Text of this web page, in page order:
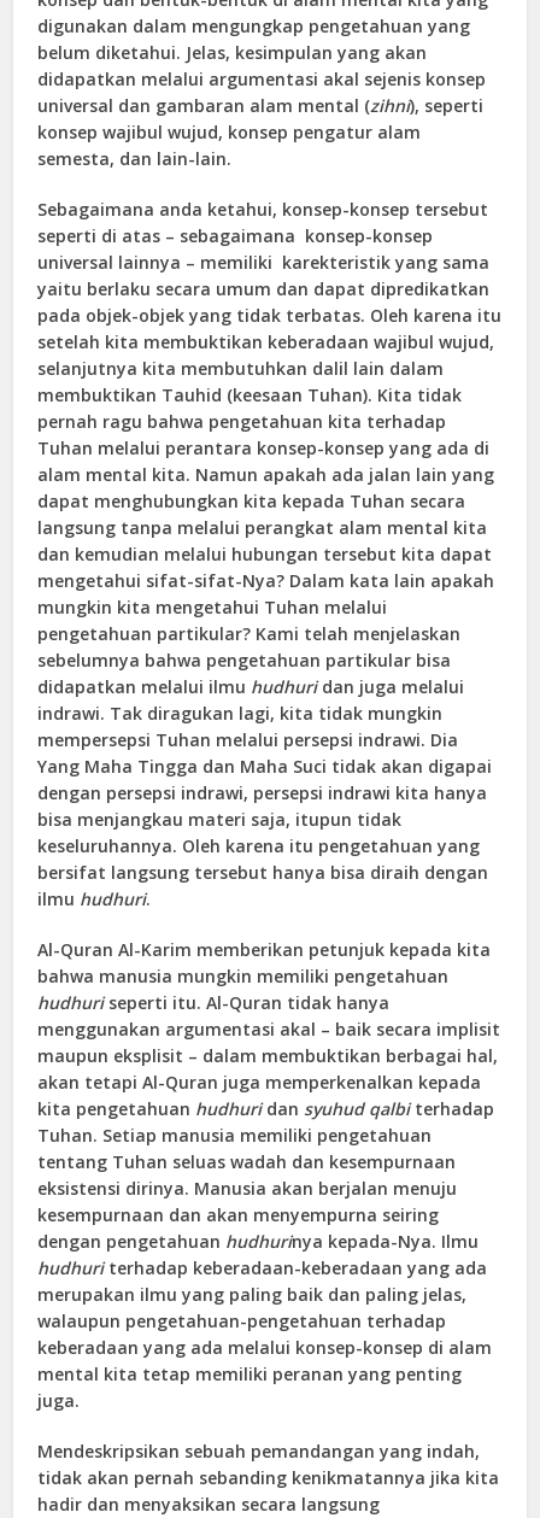
digunakan dalam mengungkap pengetahuan yang
belum diketahui. Jelas, kesimpulan yang akan
didapatkan melalui argumentasi akal sejenis konsep
universal dan gambaran alam mental (zihni), seperti
konsep wajibul wujud, konsep pengatur alam
semesta, dan lain-lain.
Sebagaimana anda ketahui, konsep-konsep tersebut
seperti di atas – sebagaimana konsep-konsep
universal lainnya – memiliki karekteristik yang sama
yaitu berlaku secara umum dan dapat dipredikatkan
pada objek-objek yang tidak terbatas. Oleh karena itu
setelah kita membuktikan keberadaan wajibul wujud,
selanjutnya kita membutuhkan dalil lain dalam
membuktikan Tauhid (keesaan Tuhan). Kita tidak
pernah ragu bahwa pengetahuan kita terhadap
Tuhan melalui perantara konsep-konsep yang ada di
alam mental kita. Namun apakah ada jalan lain yang
dapat menghubungkan kita kepada Tuhan secara
langsung tanpa melalui perangkat alam mental kita
dan kemudian melalui hubungan tersebut kita dapat
mengetahui sifat-sifat-Nya? Dalam kata lain apakah
mungkin kita mengetahui Tuhan melalui
pengetahuan partikular? Kami telah menjelaskan
sebelumnya bahwa pengetahuan partikular bisa
didapatkan melalui ilmu hudhuridan juga melalui
indrawi. Tak diragukan lagi, kita tidak mungkin
mempersepsi Tuhan melalui persepsi indrawi. Dia
Yang Maha Tingga dan Maha Suci tidak akan digapai
dengan persepsi indrawi, persepsi indrawi kita hanya
bisa menjangkau materi saja, itupun tidak
keseluruhannya. Oleh karena itu pengetahuan yang
bersifat langsung tersebut hanya bisa diraih dengan
ilmu hudhuri.
Al-Quran Al-Karim memberikan petunjuk kepada kita
bahwa manusia mungkin memiliki pengetahuan
hudhuriseperti itu. Al-Quran tidak hanya
menggunakan argumentasi akal – baik secara implisit
maupun eksplisit – dalam membuktikan berbagai hal,
akan tetapi Al-Quran juga memperkenalkan kepada
kita pengetahuan hudhuridan syuhud qalbiterhadap
Tuhan. Setiap manusia memiliki pengetahuan
tentang Tuhan seluas wadah dan kesempurnaan
eksistensi dirinya. Manusia akan berjalan menuju
kesempurnaan dan akan menyempurna seiring
dengan pengetahuan hudhurinya kepada-Nya. Ilmu
hudhuriterhadap keberadaan-keberadaan yang ada
merupakan ilmu yang paling baik dan paling jelas,
walaupun pengetahuan-pengetahuan terhadap
keberadaan yang ada melalui konsep-konsep di alam
mental kita tetap memiliki peranan yang penting
juga.
Mendeskripsikan sebuah pemandangan yang indah,
tidak akan pernah sebanding kenikmatannya jika kita
hadir dan menyaksikan secara langsung